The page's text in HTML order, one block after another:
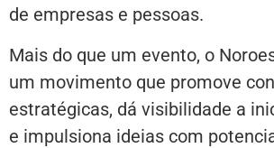
de empresas e pessoas.
Mais do que um evento, o
um movimento que promove
estratégicas, dá visibilidade a
e impulsiona ideias com